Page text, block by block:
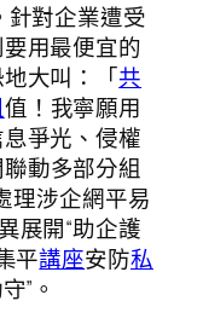
針對企業遭受
用最便宜的
大叫：「共
值！我寧願用
爭光、侵權
聯動多部分組
理涉企網平易
展開“助企護
平講座安防私
”。